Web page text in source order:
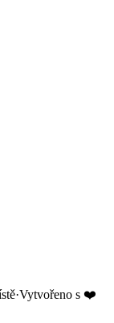
·Vytvořeno s ❤️